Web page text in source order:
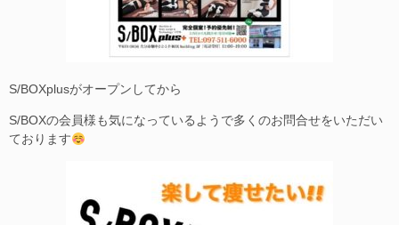
S/BOXplusがオープンしてから
S/BOXの会員様も気になっているようで多くのお問合せをいただい
ております